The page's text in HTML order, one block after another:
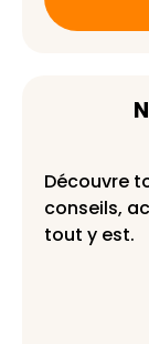
Découvre
conseils,
tout y est.